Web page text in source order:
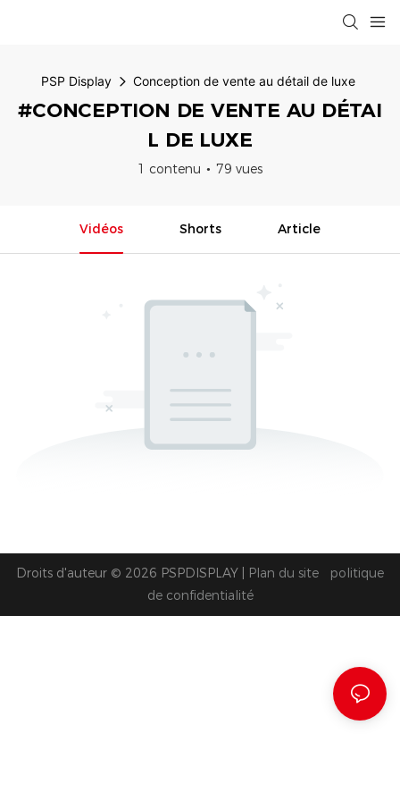
PSP Display Conception de vente au détail de luxe
#CONCEPTION DE VENTE AU DÉTAI
L DE LUXE
1 contenu 79 vues
Vidéos Shorts Article
Droits d'auteur © 2026 PSPDISPLAY | Plan du site
politique
de confidentialité